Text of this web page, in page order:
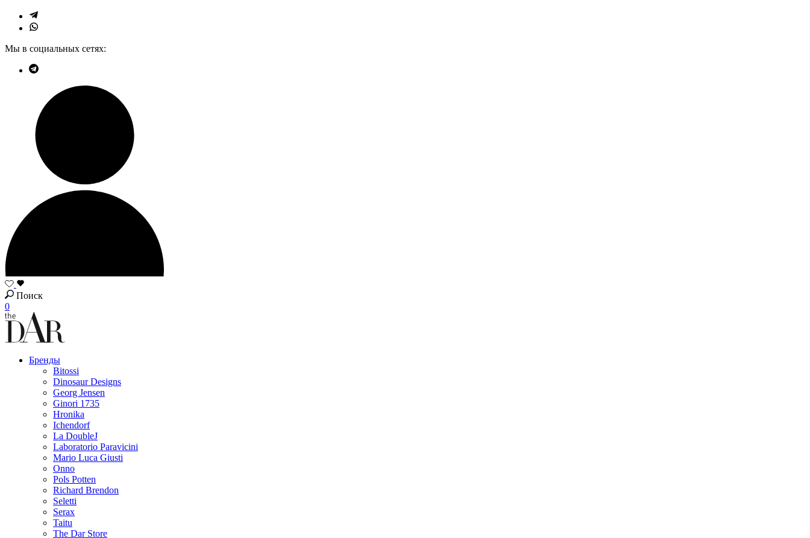
Мы в социальных сетях:
Поиск
0
Бренды
Bitossi
Dinosaur Designs
Georg Jensen
Ginori 1735
Hronika
Ichendorf
La DoubleJ
Laboratorio Paravicini
Mario Luca Giusti
Onno
Pols Potten
Richard Brendon
Seletti
Serax
Taitu
The Dar Store